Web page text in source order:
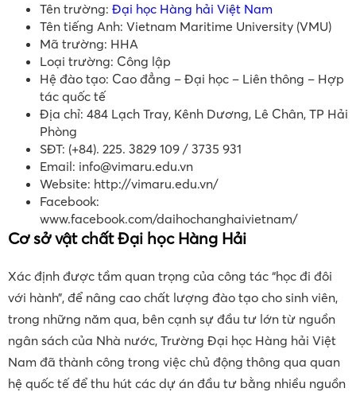
Tên trường: Đại học Hàng hải Việt Nam
Tên tiếng Anh: Vietnam Maritime University (VMU)
Mã trường: HHA
Loại trường: Công lập
Hệ đào tạo: Cao đẳng – Đại học – Liên thông – Hợp
tác quốc tế
Địa chỉ: 484 Lạch Tray, Kênh Dương, Lê Chân, TP Hải
Phòng
SĐT: (+84). 225. 3829 109 / 3735 931
Email: info@vimaru.edu.vn
Website: http://vimaru.edu.vn/
Facebook:
www.facebook.com/daihochanghaivietnam/
Cơ sở vật chất Đại học Hàng Hải
Xác định được tầm quan trọng của công tác “học đi đôi
với hành”, để nâng cao chất lượng đào tạo cho sinh viên,
trong những năm qua, bên cạnh sự đầu tư lớn từ nguồn
ngân sách của Nhà nước, Trường Đại học Hàng hải Việt
Nam đã thành công trong việc chủ động thông qua quan
hệ quốc tế để thu hút các dự án đầu tư bằng nhiều nguồn